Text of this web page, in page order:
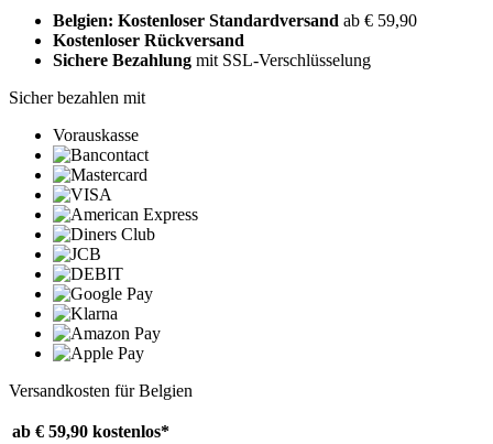
Belgien: Kostenloser Standardversand ab € 59,90
Kostenloser Rückversand
Sichere Bezahlung mit SSL-Verschlüsselung
Sicher bezahlen mit
Vorauskasse
Versandkosten für Belgien
ab € 59,90 kostenlos*